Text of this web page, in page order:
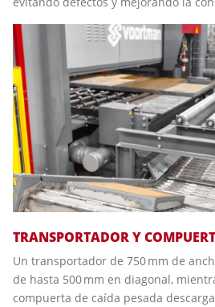
TRANSPORTADOR Y
Un transportador de 750 mm de
de hasta 500 mm en diagonal,
compuerta de caída pesada